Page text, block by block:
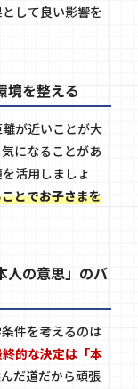
して良い影響を
境を整える
が近いことが大
になることがあ
活用しましょ
とでお子さまを
人の意思」のバ
件を考えるのは
的な決定は「本
だ道だから頑張